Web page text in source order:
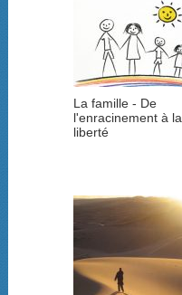
La famille - De
l'enracinement à la
liberté